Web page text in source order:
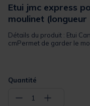
Etui jmc express
moulinet (longueur
Détails du produit : Etui
cmPermet de garder le
Quantité
− 1 +